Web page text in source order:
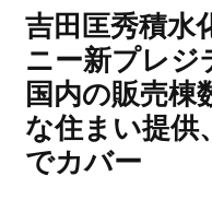
吉田匡秀積水
ニー新プレジ
国内の販売棟
な住まい提供
でカバー